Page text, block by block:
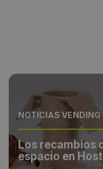
NOTICIAS VENDING
Los recambios
espacio en